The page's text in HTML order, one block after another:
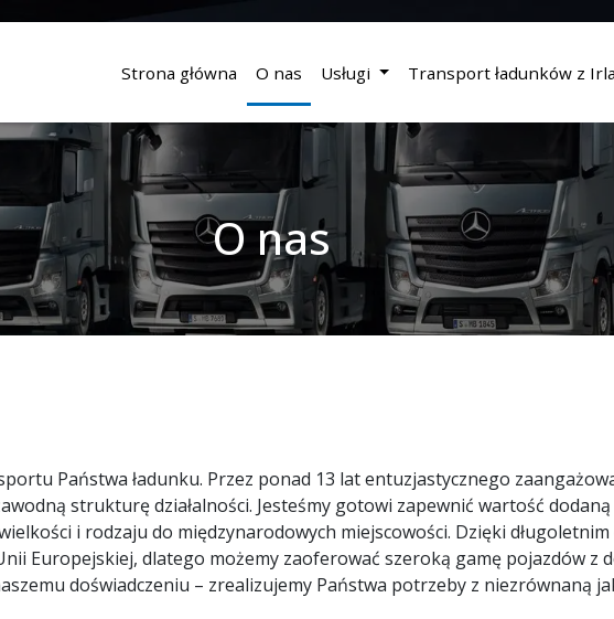
Strona główna O nas Usługi Transport ładunków z
O nas
Państwa ładunku. Przez ponad 13 lat entuzjastycznego
strukturę działalności. Jesteśmy gotowi zapewnić wartość
i rodzaju do międzynarodowych miejscowości. Dzięki
Europejskiej, dlatego możemy zaoferować szeroką gamę pojazdów z
doświadczeniu – zrealizujemy Państwa potrzeby z niezrównaną